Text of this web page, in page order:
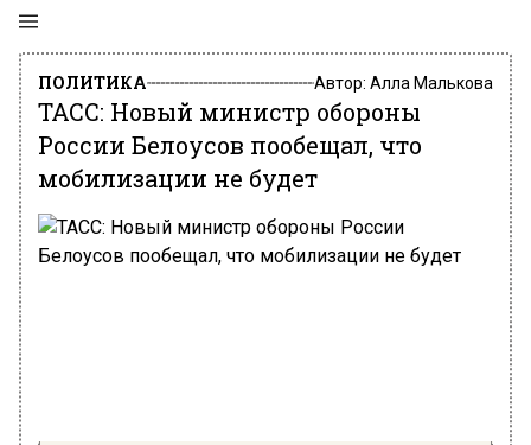
ПОЛИТИКА Автор: Алла Малькова
ТАСС: Новый министр обороны
России Белоусов пообещал, что
мобилизации не будет